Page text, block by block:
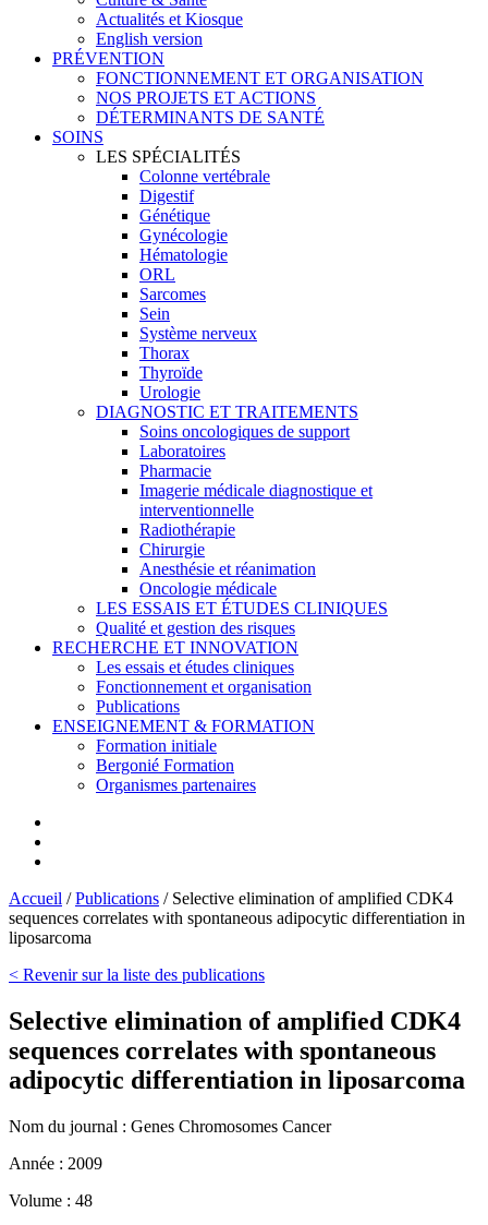
Actualités et Kiosque
English version
PRÉVENTION
FONCTIONNEMENT ET ORGANISATION
NOS PROJETS ET ACTIONS
DÉTERMINANTS DE SANTÉ
SOINS
LES SPÉCIALITÉS
Colonne vertébrale
Digestif
Génétique
Gynécologie
Hématologie
ORL
Sarcomes
Sein
Système nerveux
Thorax
Thyroïde
Urologie
DIAGNOSTIC ET TRAITEMENTS
Soins oncologiques de support
Laboratoires
Pharmacie
Imagerie médicale diagnostique et
interventionnelle
Radiothérapie
Chirurgie
Anesthésie et réanimation
Oncologie médicale
LES ESSAIS ET ÉTUDES CLINIQUES
Qualité et gestion des risques
RECHERCHE ET INNOVATION
Les essais et études cliniques
Fonctionnement et organisation
Publications
ENSEIGNEMENT & FORMATION
Formation initiale
Bergonié Formation
Organismes partenaires
Accueil /Publications / Selective elimination of amplified CDK4
sequences correlates with spontaneous adipocytic differentiation in
liposarcoma
< Revenir sur la liste des publications
Selective elimination of amplified CDK4
sequences correlates with spontaneous
adipocytic differentiation in liposarcoma
Nom du journal : Genes Chromosomes Cancer
Année : 2009
Volume : 48